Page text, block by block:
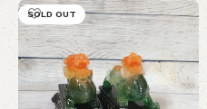
SOLD OUT